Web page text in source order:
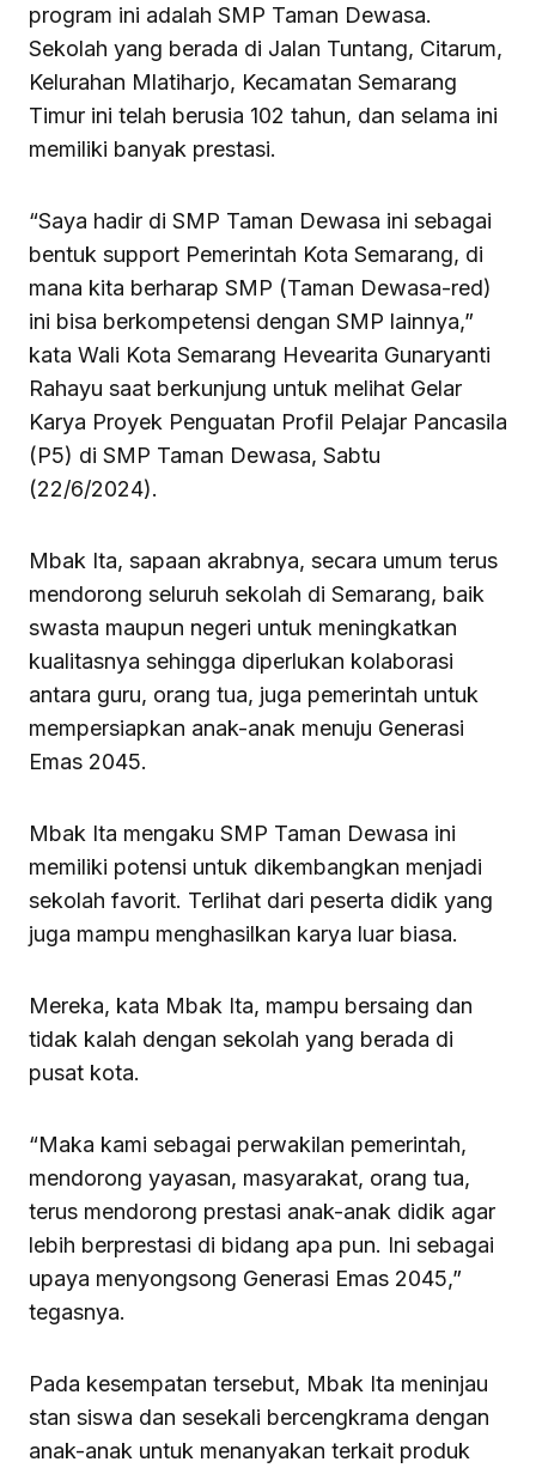
program ini adalah SMP Taman Dewasa.
Sekolah yang berada di Jalan Tuntang, Citarum,
Kelurahan Mlatiharjo, Kecamatan Semarang
Timur ini telah berusia 102 tahun, dan selama ini
memiliki banyak prestasi.
“Saya hadir di SMP Taman Dewasa ini sebagai
bentuk support Pemerintah Kota Semarang, di
mana kita berharap SMP (Taman Dewasa-red)
ini bisa berkompetensi dengan SMP lainnya,”
kata Wali Kota Semarang Hevearita Gunaryanti
Rahayu saat berkunjung untuk melihat Gelar
Karya Proyek Penguatan Profil Pelajar Pancasila
(P5) di SMP Taman Dewasa, Sabtu
(22/6/2024).
Mbak Ita, sapaan akrabnya, secara umum terus
mendorong seluruh sekolah di Semarang, baik
swasta maupun negeri untuk meningkatkan
kualitasnya sehingga diperlukan kolaborasi
antara guru, orang tua, juga pemerintah untuk
mempersiapkan anak-anak menuju Generasi
Emas 2045.
Mbak Ita mengaku SMP Taman Dewasa ini
memiliki potensi untuk dikembangkan menjadi
sekolah favorit. Terlihat dari peserta didik yang
juga mampu menghasilkan karya luar biasa.
Mereka, kata Mbak Ita, mampu bersaing dan
tidak kalah dengan sekolah yang berada di
pusat kota.
“Maka kami sebagai perwakilan pemerintah,
mendorong yayasan, masyarakat, orang tua,
terus mendorong prestasi anak-anak didik agar
lebih berprestasi di bidang apa pun. Ini sebagai
upaya menyongsong Generasi Emas 2045,”
tegasnya.
Pada kesempatan tersebut, Mbak Ita meninjau
stan siswa dan sesekali bercengkrama dengan
anak-anak untuk menanyakan terkait produk